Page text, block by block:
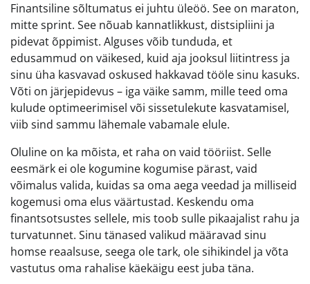
Finantsiline sõltumatus ei juhtu üleöö. See on maraton,
mitte sprint. See nõuab kannatlikkust, distsipliini ja
pidevat õppimist. Alguses võib tunduda, et
edusammud on väikesed, kuid aja jooksul liitintress ja
sinu üha kasvavad oskused hakkavad tööle sinu kasuks.
Võti on järjepidevus – iga väike samm, mille teed oma
kulude optimeerimisel või sissetulekute kasvatamisel,
viib sind sammu lähemale vabamale elule.
Oluline on ka mõista, et raha on vaid tööriist. Selle
eesmärk ei ole kogumine kogumise pärast, vaid
võimalus valida, kuidas sa oma aega veedad ja milliseid
kogemusi oma elus väärtustad. Keskendu oma
finantsotsustes sellele, mis toob sulle pikaajalist rahu ja
turvatunnet. Sinu tänased valikud määravad sinu
homse reaalsuse, seega ole tark, ole sihikindel ja võta
vastutus oma rahalise käekäigu eest juba täna.